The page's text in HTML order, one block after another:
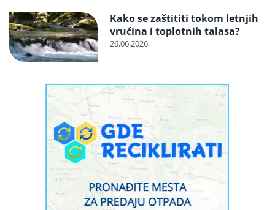
Kako se zaštititi tokom letnjih
vrućina i toplotnih talasa?
26.06.2026.